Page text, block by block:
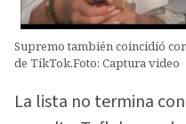
Supremo también coincidió
de TikTok.Foto: Captura video
La lista no termina